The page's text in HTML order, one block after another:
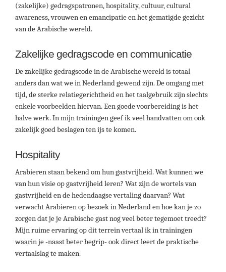
(zakelijke) gedragspatronen, hospitality, cultuur, cultural
awareness, vrouwen en emancipatie en het gematigde gezicht
van de Arabische wereld.
Zakelijke gedragscode en communicatie
De zakelijke gedragscode in de Arabische wereld is totaal
anders dan wat we in Nederland gewend zijn. De omgang met
tijd, de sterke relatiegerichtheid en het taalgebruik zijn slechts
enkele voorbeelden hiervan. Een goede voorbereiding is het
halve werk. In mijn trainingen geef ik veel handvatten om ook
zakelijk goed beslagen ten ijs te komen.
Hospitality
Arabieren staan bekend om hun gastvrijheid. Wat kunnen we
van hun visie op gastvrijheid leren? Wat zijn de wortels van
gastvrijheid en de hedendaagse vertaling daarvan? Wat
verwacht Arabieren op bezoek in Nederland en hoe kan je zo
zorgen dat je je Arabische gast nog veel beter tegemoet treedt?
Mijn ruime ervaring op dit terrein vertaal ik in trainingen
waarin je -naast beter begrip- ook direct leert de praktische
vertaalslag te maken.